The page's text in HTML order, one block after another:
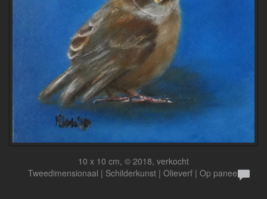
10 x 10 cm, © 2018, verkocht
Tweedimensionaal | Schilderkunst | Olieverf | Op paneel